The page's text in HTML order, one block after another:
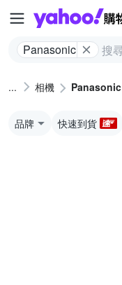
Panasonic
相機 Panasonic
品牌 快速到貨